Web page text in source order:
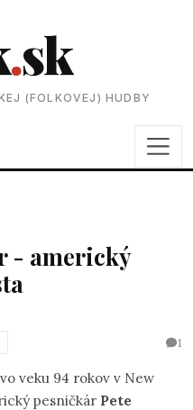
.sk
(FOLKOVEJ) HUDBY
- americký
1
veku 94 rokov v New
pesničkár Pete